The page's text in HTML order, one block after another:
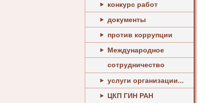
конкурс работ
документы
против коррупции
Международное
сотрудничество
услуги организации...
ЦКП ГИН РАН